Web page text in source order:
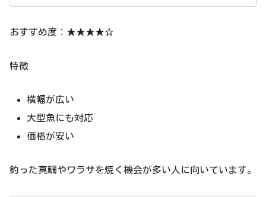
おすすめ度：★★★★☆
特徴
横幅が広い
大型魚にも対応
価格が安い
釣った真鯛やワラサを焼く機会が多い人に向いています。